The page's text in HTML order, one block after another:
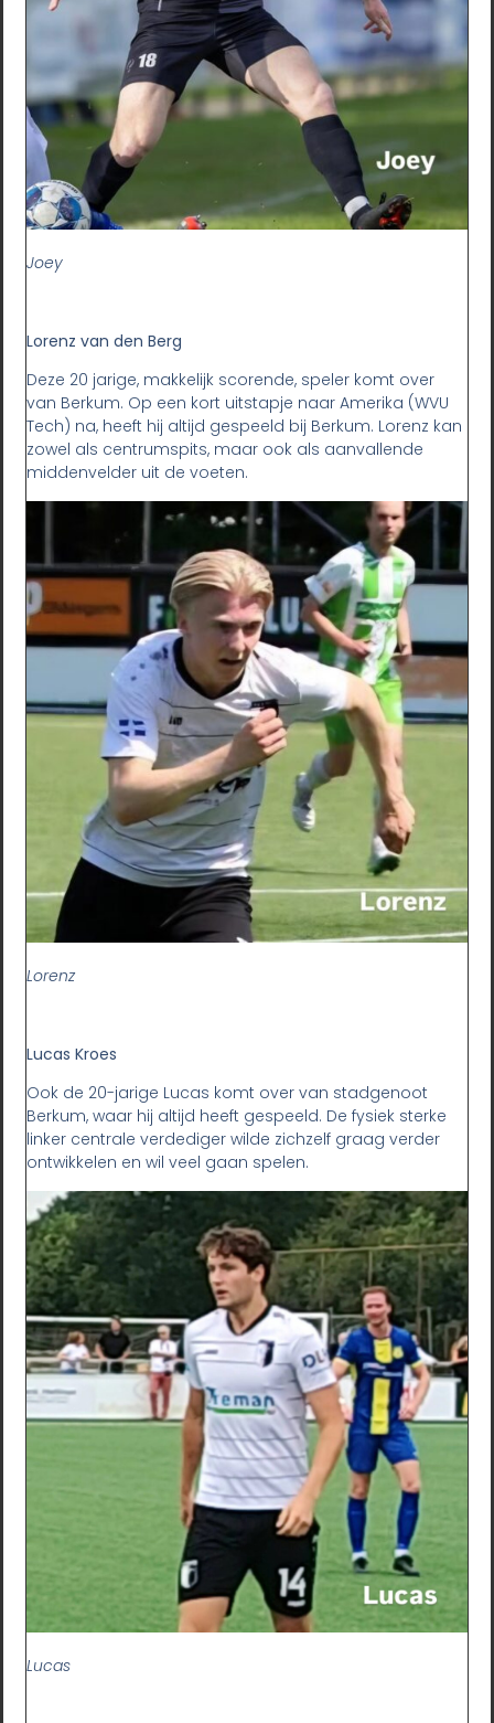
Joey
Lorenz van den Berg
Deze 20 jarige, makkelijk scorende, speler komt over
van Berkum. Op een kort uitstapje naar Amerika (WVU
Tech) na, heeft hij altijd gespeeld bij Berkum. Lorenz kan
zowel als centrumspits, maar ook als aanvallende
middenvelder uit de voeten.
Lorenz
Lucas Kroes
Ook de 20-jarige Lucas komt over van stadgenoot
Berkum, waar hij altijd heeft gespeeld. De fysiek sterke
linker centrale verdediger wilde zichzelf graag verder
ontwikkelen en wil veel gaan spelen.
Lucas